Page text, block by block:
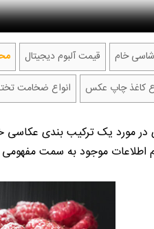
خام قیمت آلبوم دیجیتال
کاغذ چاپ عکس انواع ضخامت
در مورد یک ترکیب بندی
اطلاعات موجود به سمت